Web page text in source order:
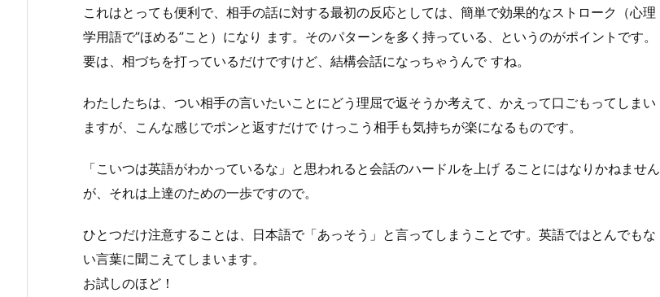
これはとっても便利で、相手の話に対する最初の反応としては、簡単で効果的なストローク（心理
学用語で”ほめる”こと）になり ます。そのパターンを多く持っている、というのがポイントです。
要は、相づちを打っているだけですけど、結構会話になっちゃうんで すね。
わたしたちは、つい相手の言いたいことにどう理屈で返そうか考えて、かえって口ごもってしまい
ますが、こんな感じでポンと返すだけで けっこう相手も気持ちが楽になるものです。
「こいつは英語がわかっているな」と思われると会話のハードルを上げ ることにはなりかねません
が、それは上達のための一歩ですので。
ひとつだけ注意することは、日本語で「あっそう」と言ってしまうことです。英語ではとんでもな
い言葉に聞こえてしまいます。
お試しのほど！